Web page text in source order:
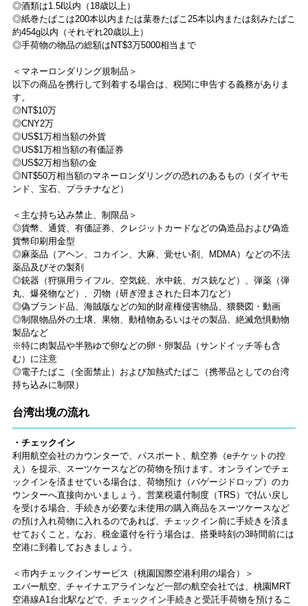
◎酒類は1.5ℓ以内（18歳以上）
◎紙巻たばこは200本以内または葉巻たばこ25本以内または刻みたばこ
約454g以内（それぞれ20歳以上）
◎手荷物の物品の総額はNT$3万5000相当まで
＜マネーロンダリング規制品＞
以下の商品を携行して到着する場合は、税関に申告する義務がありま
す。
◎NT$10万
◎CNY2万
◎US$1万相当額の外貨
◎US$1万相当額の有価証券
◎US$2万相当額の金
◎NT$50万相当額のマネーロンダリングの恐れのあるもの（ダイヤモ
ンド、宝石、プラチナなど）
＜主な持ち込み禁止、制限品＞
◎貨幣、通貨、有価証券、クレジットカードなどの偽造品および偽造
貨幣印刷用金型
◎麻薬品（アヘン、コカイン、大麻、覚せい剤、MDMA）などの不法
薬品及びその製剤
◎銃器（狩猟用ライフル、空気銃、水中銃、ガス銃など）、弾薬（弾
丸、爆発物など）、刃物（研ぎ澄まされた日本刀など）
◎偽ブランド品、海賊版などの知的財産権侵害物品、猥褻図・動画
◎制限物品外の土壌、果物、動植物あるいはその製品、絶滅危惧動物
製品など
※特に肉製品や半熟ゆで卵などの卵・卵製品（サンドイッチ等も含
む）に注意
◎電子たばこ（全面禁止）および加熱式たばこ（携帯品としての台湾
持ち込みに制限）
台湾出境の流れ
・チェックイン
利用航空会社のカウンターで、パスポート、航空券（eチケットの控
え）を提示、スーツケースなどの荷物を預けます。オンラインでチェ
ックインを済ませている場合は、荷物預け（バゲージドロップ）のカ
ウンターへ直接向かいましょう。営業税還付制度（TRS）で払い戻し
を受ける場合、手続きが必要な未使用の購入商品をスーツケースなど
の預け入れ荷物に入れるのであれば、チェックイン前に手続きを済ま
せておくこと。なお、税金還付を行う場合は、搭乗時刻の3時間前には
空港に到着しておきましょう。
＜市内チェックインサービス（桃園国際空港利用の場合）＞
エバー航空、チャイナエアラインなど一部の航空会社では、桃園MRT
空港線A1台北駅などで、チェックイン手続きと受託手荷物を預けるこ